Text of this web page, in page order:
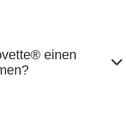
einen